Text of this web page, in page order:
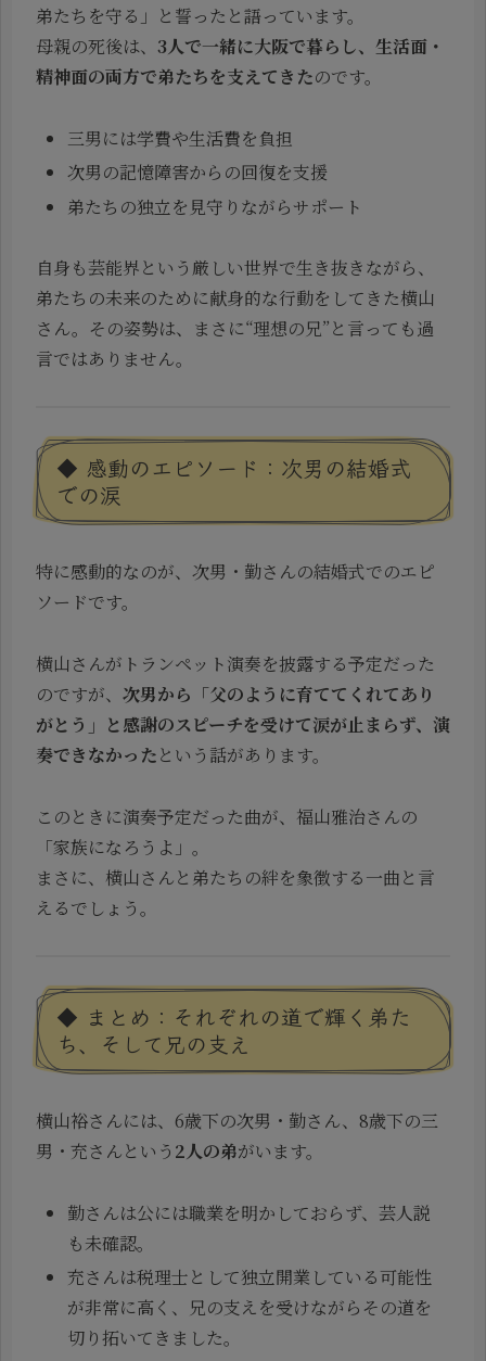
弟たちを守る」と誓ったと語っています。
母親の死後は、 3人で一緒に大阪で暮らし、生活面・
精神面の両方で弟たちを支えてきたのです。
三男には学費や生活費を負担
次男の記憶障害からの回復を支援
弟たちの独立を見守りながらサポート
自身も芸能界という厳しい世界で生き抜きながら、
弟たちの未来のために献身的な行動をしてきた横山
さん。その姿勢は、まさに“理想の兄”と言っても過
言ではありません。
◆ 感動のエピソード：次男の結婚式
での涙
特に感動的なのが、次男・勤さんの結婚式でのエピ
ソードです。
横山さんがトランペット演奏を披露する予定だった
のですが、 次男から「父のように育ててくれてあり
がとう」と感謝のスピーチを受けて涙が止まらず、演
奏できなかったという話があります。
このときに演奏予定だった曲が、福山雅治さんの
「家族になろうよ」。
まさに、横山さんと弟たちの絆を象徴する一曲と言
えるでしょう。
◆ まとめ：それぞれの道で輝く弟た
ち、そして兄の支え
横山裕さんには、6歳下の次男・勤さん、8歳下の三
男・充さんという 2人の弟がいます。
勤さんは公には職業を明かしておらず、芸人説
も未確認。
充さんは税理士として独立開業している可能性
が非常に高く、兄の支えを受けながらその道を
切り拓いてきました。